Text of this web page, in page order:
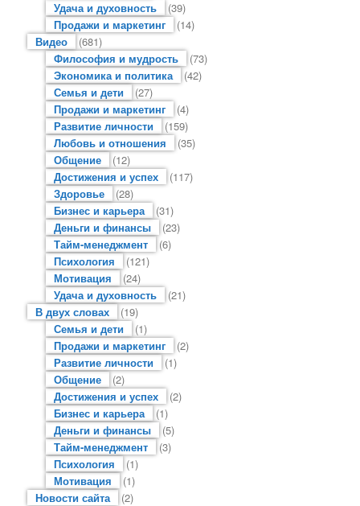
Удача и духовность
(39)
Продажи и маркетинг
(14)
Видео
(681)
Философия и мудрость
(73)
Экономика и политика
(42)
Семья и дети
(27)
Продажи и маркетинг
(4)
Развитие личности
(159)
Любовь и отношения
(35)
Общение
(12)
Достижения и успех
(117)
Здоровье
(28)
Бизнес и карьера
(31)
Деньги и финансы
(23)
Тайм-менеджмент
(6)
Психология
(121)
Мотивация
(24)
Удача и духовность
(21)
В двух словах
(19)
Семья и дети
(1)
Продажи и маркетинг
(2)
Развитие личности
(1)
Общение
(2)
Достижения и успех
(2)
Бизнес и карьера
(1)
Деньги и финансы
(5)
Тайм-менеджмент
(3)
Психология
(1)
Мотивация
(1)
Новости сайта
(2)